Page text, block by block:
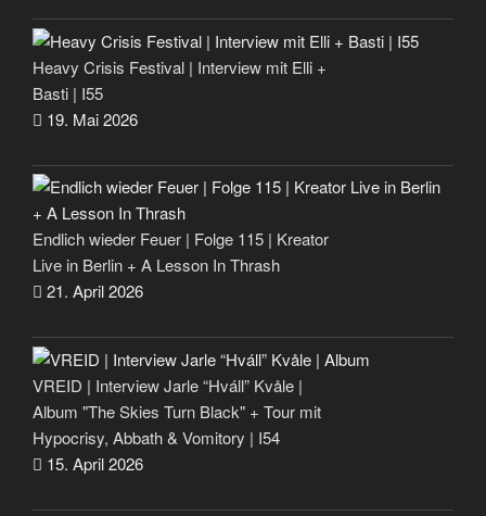
Heavy Crisis Festival | Interview mit Elli +
Basti | I55
19. Mai 2026
Endlich wieder Feuer | Folge 115 | Kreator
Live in Berlin + A Lesson In Thrash
21. April 2026
VREID | Interview Jarle “Hváll” Kvåle |
Album "The Skies Turn Black" + Tour mit
Hypocrisy, Abbath & Vomitory | I54
15. April 2026